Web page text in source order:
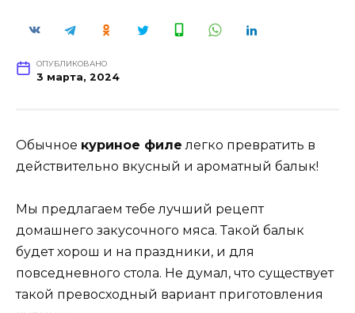
ОПУБЛИКОВАНО
3 марта, 2024
Обычное куриное филе легко превратить в
действительно вкусный и ароматный балык!
Мы предлагаем тебе лучший рецепт
домашнего закусочного мяса. Такой балык
будет хорош и на праздники, и для
повседневного стола. Не думал, что существует
такой превосходный вариант приготовления